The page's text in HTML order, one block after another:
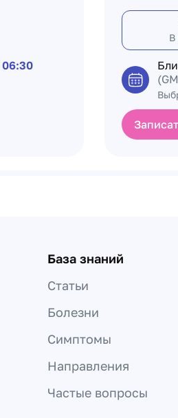
06:30
База знаний
Статьи
Болезни
Симптомы
Направления
Частые вопросы